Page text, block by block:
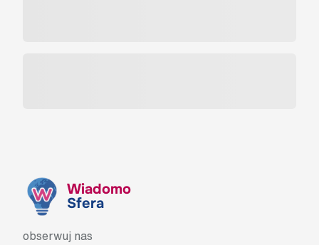
Wiadomo
Sfera
obserwuj nas